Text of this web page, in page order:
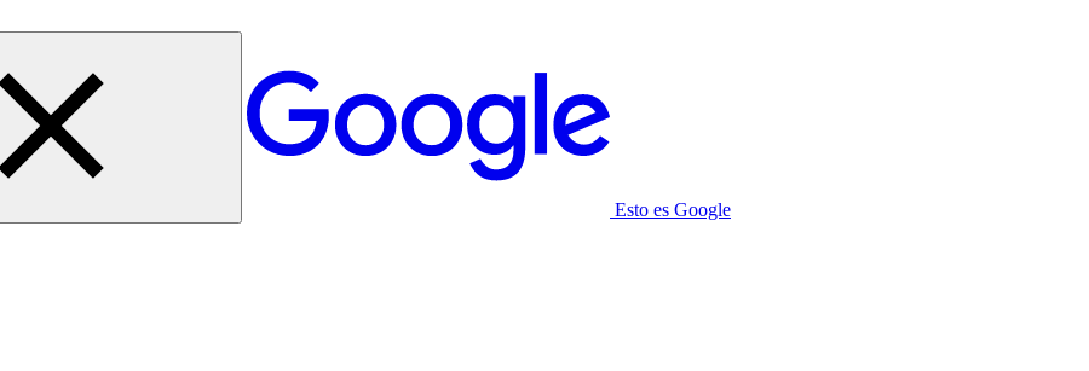
Esto es Google